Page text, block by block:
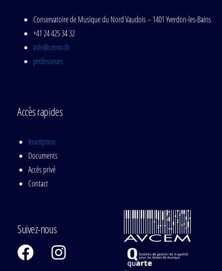
Conservatoire de Musique du Nord Vaudois – 1401 Yverdon-les-Bains
+41 24 425 34 32
info@cmnv.ch
professeurs
Accès rapides
Inscription
Documents
Accès privé
Contact
Suivez-nous